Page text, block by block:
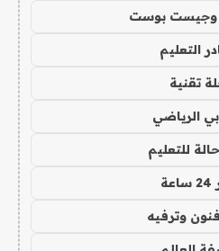
وجيست بوست
التعليم
تقنية
الرياضي
للتعليم
وترفيه